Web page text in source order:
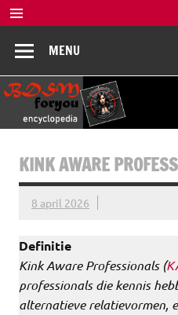
Doorgaan
naar
inhoud
MENU
KINK AWARE
8 april 2026
Definitie
Kink Aware Professionals (
professionals die kennis
alternatieve relatievormen,